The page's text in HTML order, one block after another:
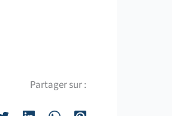
Partager sur :